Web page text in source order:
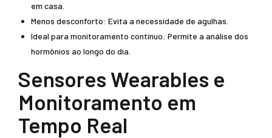
em casa.
Menos desconforto: Evita a necessidade de agulhas.
Ideal para monitoramento contínuo: Permite a análise dos
hormônios ao longo do dia.
Sensores Wearables e
Monitoramento em
Tempo Real